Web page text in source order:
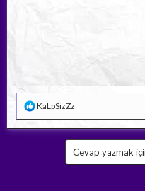
T
p
KaLpSizZz
Cevap yazmak